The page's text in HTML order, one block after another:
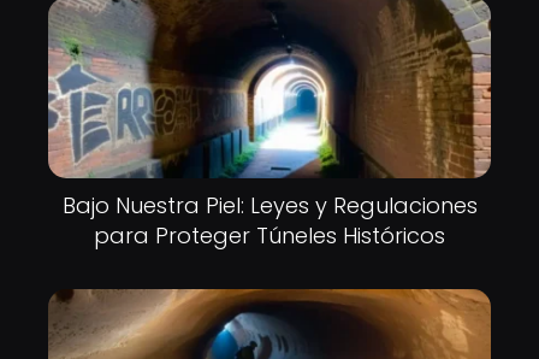
Bajo Nuestra Piel: Leyes y Regulaciones
para Proteger Túneles Históricos